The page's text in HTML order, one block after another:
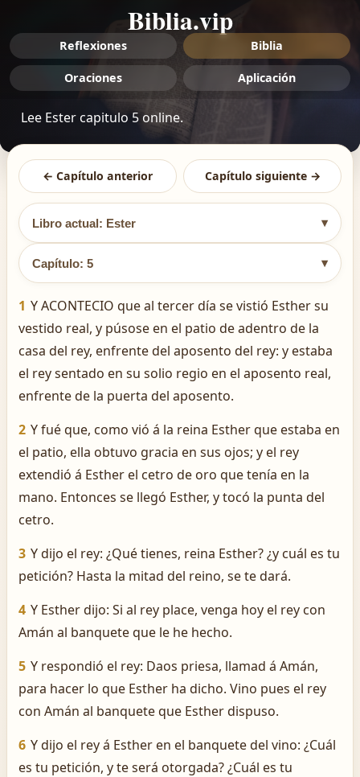
Biblia.vip
Reflexiones Biblia
Oraciones Aplicación
Lee Ester capitulo 5 online.
← Capítulo anterior Capítulo siguiente →
Libro actual: Ester ▾
Capítulo: 5 ▾
1 Y ACONTECIO que al tercer día se vistió Esther su
vestido real, y púsose en el patio de adentro de la
casa del rey, enfrente del aposento del rey: y estaba
el rey sentado en su solio regio en el aposento real,
enfrente de la puerta del aposento.
2 Y fué que, como vió á la reina Esther que estaba en
el patio, ella obtuvo gracia en sus ojos; y el rey
extendió á Esther el cetro de oro que tenía en la
mano. Entonces se llegó Esther, y tocó la punta del
cetro.
3 Y dijo el rey: ¿Qué tienes, reina Esther? ¿y cuál es tu
petición? Hasta la mitad del reino, se te dará.
4 Y Esther dijo: Si al rey place, venga hoy el rey con
Amán al banquete que le he hecho.
5 Y respondió el rey: Daos priesa, llamad á Amán,
para hacer lo que Esther ha dicho. Vino pues el rey
con Amán al banquete que Esther dispuso.
6 Y dijo el rey á Esther en el banquete del vino: ¿Cuál
es tu petición, y te será otorgada? ¿Cuál es tu